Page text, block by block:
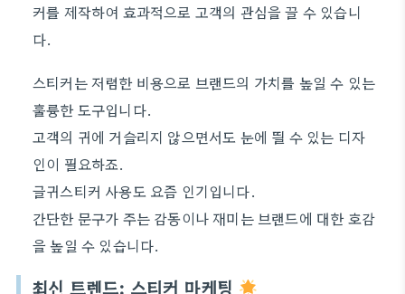
커를 제작하여 효과적으로 고객의 관심을 끌 수 있습니
다.
스티커는 저렴한 비용으로 브랜드의 가치를 높일 수 있는
훌륭한 도구입니다.
고객의 귀에 거슬리지 않으면서도 눈에 띌 수 있는 디자
인이 필요하죠.
글귀스티커 사용도 요즘 인기입니다.
간단한 문구가 주는 감동이나 재미는 브랜드에 대한 호감
을 높일 수 있습니다.
최신 트렌드: 스티커 마케팅